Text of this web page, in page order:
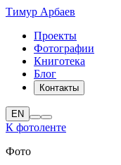
Тимур Арбаев
Проекты
Фотографии
Книготека
Блог
Контакты
EN
К фотоленте
Фото